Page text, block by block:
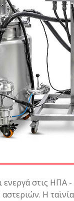
ενεργά στις ΗΠΑ -
Η